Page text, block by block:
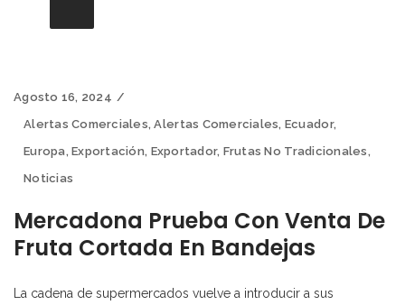
Agosto 16, 2024
Alertas Comerciales,Alertas Comerciales, Ecuador,
Europa,Exportación, Exportador, Frutas No Tradicionales ,
Noticias
Mercadona Prueba Con Venta De
Fruta Cortada En Bandejas
La cadena de supermercados vuelve a introducir a sus